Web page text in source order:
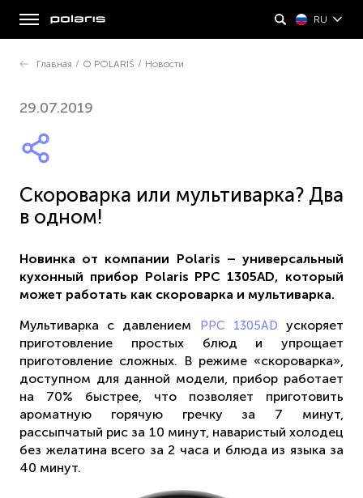
RU
Главная / О POLARIS / Новости
29.07.2019
Скороварка или мультиварка? Два
в одном!
Новинка от компании Polaris – универсальный
кухонный прибор Polaris PPC 1305AD, который
может работать как скороварка и мультиварка.
Мультиварка с давлением
PPC 1305AD ускоряет
приготовление простых блюд и упрощает
приготовление сложных. В режиме «скороварка»,
доступном для данной модели, прибор работает
на 70% быстрее, что позволяет приготовить
ароматную горячую гречку за 7 минут,
рассыпчатый рис за 10 минут, наваристый холодец
без желатина всего за 2 часа и блюда из языка за
40 минут.